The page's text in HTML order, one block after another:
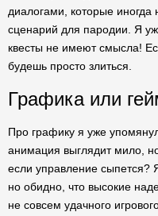
диалогами, которые
сценарий для пародии. Я
квесты не имеют смысла!
будешь просто злиться.
Графика или
Про графику я уже
анимация выглядит мило,
если управление сыпется?
но обидно, что высокие
не совсем удачного